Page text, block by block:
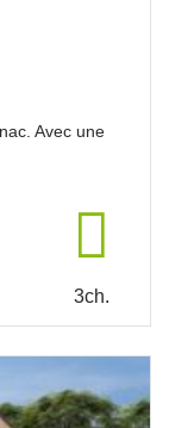
Avec une
3ch.